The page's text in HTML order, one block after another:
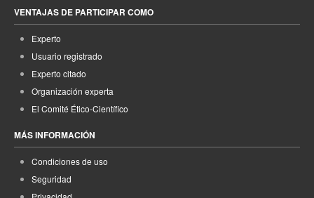
VENTAJAS DE PARTICIPAR COMO
Experto
Usuario registrado
Experto citado
Organización experta
El Comité Ético-Científico
MÁS INFORMACIÓN
Condiciones de uso
Seguridad